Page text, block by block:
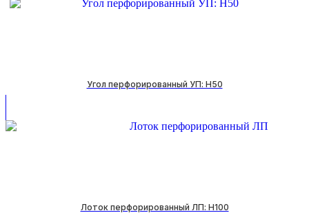
Угол перфорированный УП: H50
Лоток перфорированный ЛП: H100